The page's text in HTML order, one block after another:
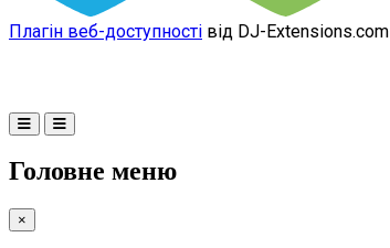
Плагін веб-доступності від DJ-Extensions.com
Головне меню
×